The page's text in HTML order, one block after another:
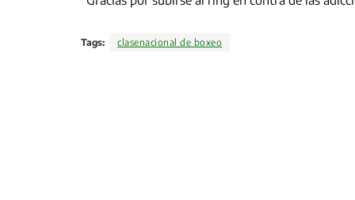
Tags: clasenacional de boxeo